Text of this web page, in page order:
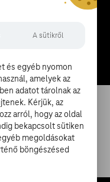
Night Live showban
alaposan
tematikát, és
drámaian.
A sütikről
és egyéb nyomon
amelyek az
adatot tárolnak az
Kérjük, az
arról, hogy az oldal
bekapcsolt sütiken
megoldásokat
böngészésed